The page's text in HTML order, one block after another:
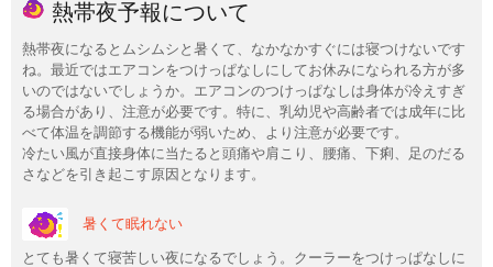
熱帯夜予報について
熱帯夜になるとムシムシと暑くて、なかなかすぐには寝つけないです
ね。最近ではエアコンをつけっぱなしにしてお休みになられる方が多
いのではないでしょうか。エアコンのつけっぱなしは身体が冷えすぎ
る場合があり、注意が必要です。特に、乳幼児や高齢者では成年に比
べて体温を調節する機能が弱いため、より注意が必要です。
冷たい風が直接身体に当たると頭痛や肩こり、腰痛、下痢、足のだる
さなどを引き起こす原因となります。
暑くて眠れない
とても暑くて寝苦しい夜になるでしょう。クーラーをつけっぱなしに